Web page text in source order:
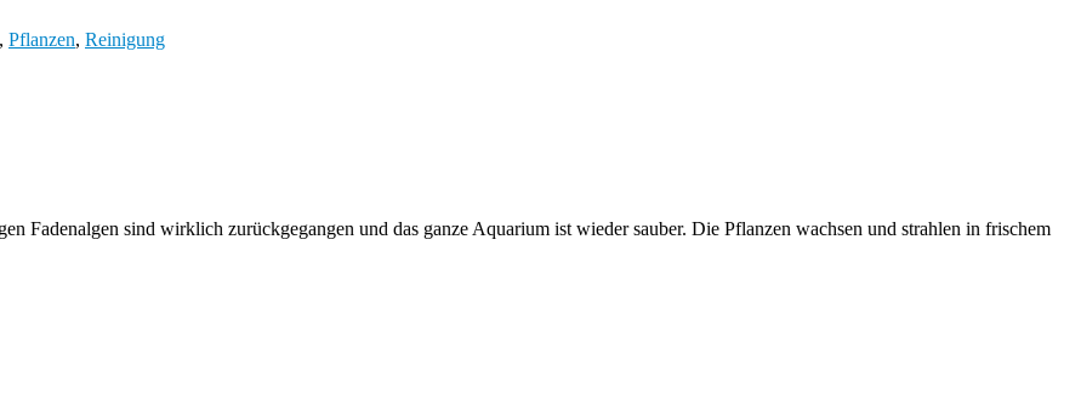
, Pflanzen, Reinigung
Fadenalgen sind wirklich zurückgegangen und das ganze Aquarium ist wieder sauber. Die Pflanzen wachsen und strahlen in frischem